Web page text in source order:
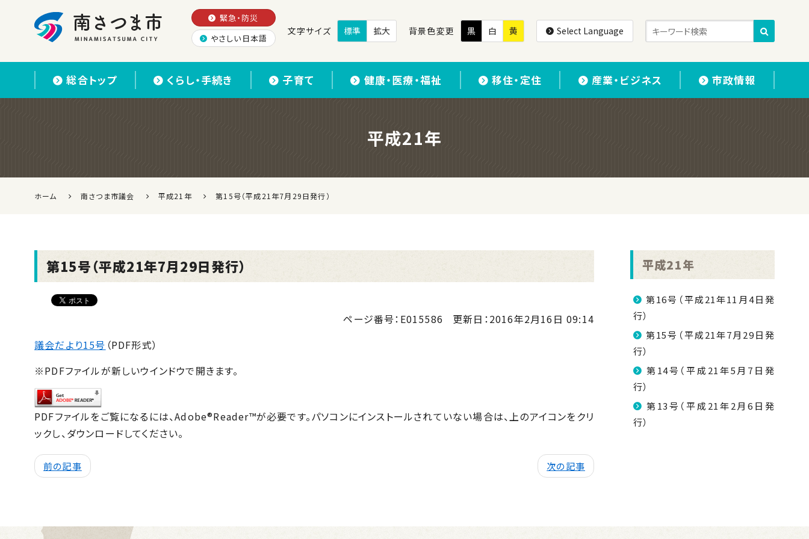
緊急・防災
やさしい日本語
文字サイズ 標準 拡大 背景色変更 黒 白 黄 Select Language
総合トップ くらし・手続き 子育て 健康・医療・福祉 移住・定住 産業・ビジネス 市政情報
平成21年
ホーム 南さつま市議会 平成21年 第15号（平成21年7月29日発行）
第15号（平成21年7月29日発行）
ページ番号：E015586 更新日：2016年2月16日 09:14
議会だより15号 （PDF形式）
※PDFファイルが新しいウインドウで開きます。
PDFファイルをご覧になるには、Adobe®Reader™が必要です。パソコンにインストールされていない場合は、上のアイコンをクリ
ックし、ダウンロードしてください。
前の記事 次の記事
平成21年
第16号（平成21年11月4日発
行）
第15号（平成21年7月29日発
行）
第14号（平成21年5月7日発
行）
第13号（平成21年2月6日発
行）